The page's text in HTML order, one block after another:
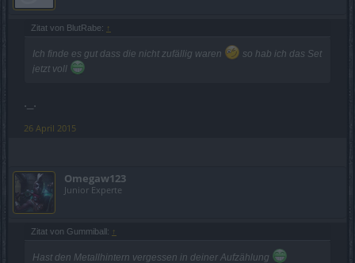
Zitat von BlutRabe: ↑
Ich finde es gut dass die nicht zufällig waren
so hab ich das Set
jetzt voll
._.
26 April 2015
Omegaw123
Junior Experte
Zitat von Gummiball: ↑
Hast den Metallhintern vergessen in deiner Aufzählung